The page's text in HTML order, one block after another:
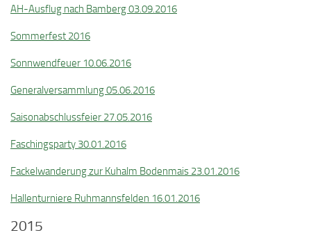
AH-Ausflug nach Bamberg 03.09.2016
Sommerfest 2016
Sonnwendfeuer 10.06.2016
Generalversammlung 05.06.2016
Saisonabschlussfeier 27.05.2016
Faschingsparty 30.01.2016
Fackelwanderung zur Kuhalm Bodenmais 23.01.2016
Hallenturniere Ruhmannsfelden 16.01.2016
2015